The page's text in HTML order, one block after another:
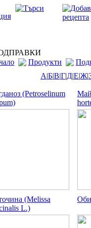
Продукти
А|Б|В|Г|Д|Е|Ж|
(Petroselinum
(Melissa
L.)